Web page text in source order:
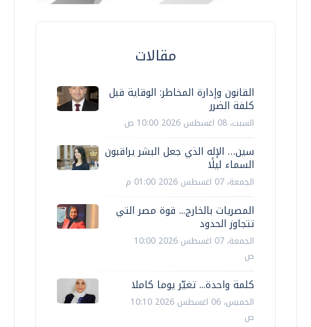
مقالات
القانون وإدارة المخاطر: الوقاية قبل
كلفة الضرر
السبت، 08 اغسطس 2026 10:00 ص
سين… الإله الذي جعل البشر يراقبون
السماء ليلًا
الجمعة، 07 اغسطس 2026 01:00 م
المصريات بالخارج... قوة مصر التي
تتجاوز الحدود
الجمعة، 07 اغسطس 2026 10:00
ص
كلمة واحدة... تغيّر يوما كاملا
الخميس، 06 اغسطس 2026 10:10
ص